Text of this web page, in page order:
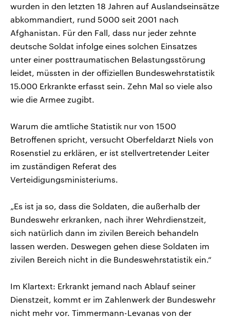
wurden in den letzten 18 Jahren auf Auslandseinsätze
abkommandiert, rund 5000 seit 2001 nach
Afghanistan. Für den Fall, dass nur jeder zehnte
deutsche Soldat infolge eines solchen Einsatzes
unter einer posttraumatischen Belastungsstörung
leidet, müssten in der offiziellen Bundeswehrstatistik
15.000 Erkrankte erfasst sein. Zehn Mal so viele also
wie die Armee zugibt.
Warum die amtliche Statistik nur von 1500
Betroffenen spricht, versucht Oberfeldarzt Niels von
Rosenstiel zu erklären, er ist stellvertretender Leiter
im zuständigen Referat des
Verteidigungsministeriums.
„Es ist ja so, dass die Soldaten, die außerhalb der
Bundeswehr erkranken, nach ihrer Wehrdienstzeit,
sich natürlich dann im zivilen Bereich behandeln
lassen werden. Deswegen gehen diese Soldaten im
zivilen Bereich nicht in die Bundeswehrstatistik ein.“
Im Klartext: Erkrankt jemand nach Ablauf seiner
Dienstzeit, kommt er im Zahlenwerk der Bundeswehr
nicht mehr vor. Timmermann-Levanas von der